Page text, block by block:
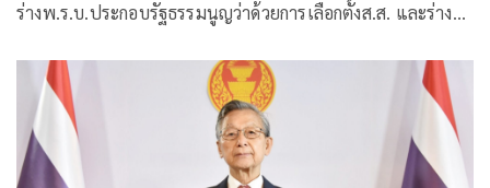
ร่างพ.ร.บ.ประกอบรัฐธรรมนูญว่าด้วยการเลือกตั้งส.ส. และร่าง
ก.พ.ว่า เท่าที่ฟังเสียงส.ว.เห็นตรงกันร่างพ.ร.บ.ประกอบ
รัฐธรรมนูญว่าด้วยการเลือกตั้งส.ส. จำนวน 4ฉบับ น่าจะได้รับ
ความเห็นชอบทุกฉบับ